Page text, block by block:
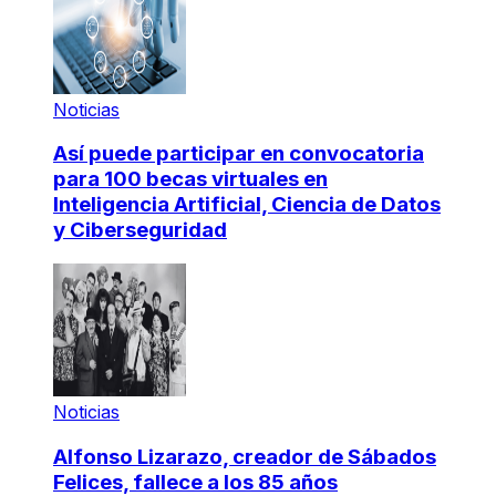
Noticias
Así puede participar en convocatoria
para 100 becas virtuales en
Inteligencia Artificial, Ciencia de Datos
y Ciberseguridad
Noticias
Alfonso Lizarazo, creador de Sábados
Felices, fallece a los 85 años